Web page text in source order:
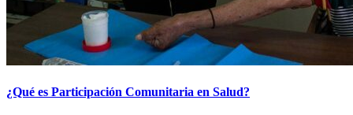
¿Qué es Participación Comunitaria en Salud?